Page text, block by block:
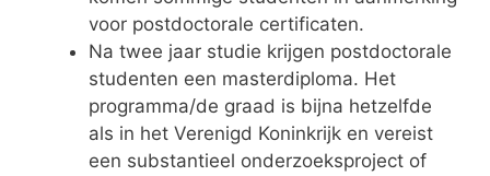
voor postdoctorale certificaten.
Na twee jaar studie krijgen postdoctorale
studenten een masterdiploma. Het
programma/de graad is bijna hetzelfde
als in het Verenigd Koninkrijk en vereist
een substantieel onderzoeksproject of